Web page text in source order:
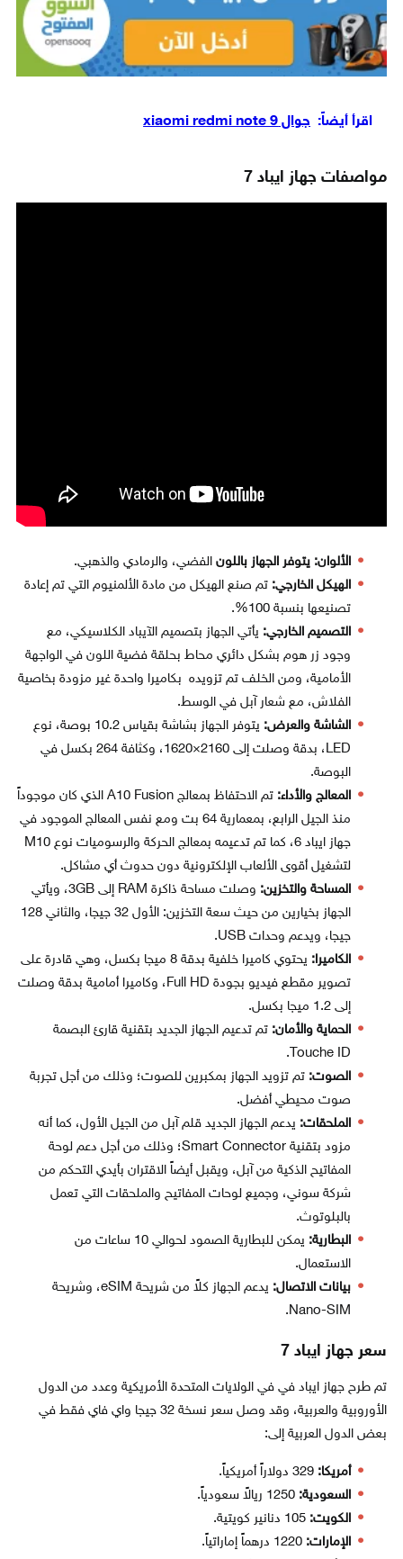
اقرأ أيضاً: جوال xiaomi redmi note 9
مواصفات جهاز ايباد 7
الألوان: يتوفر الجهاز باللون الفضي، والرمادي والذهبي.
الهيكل الخارجي: تم صنع الهيكل من مادة الألمنيوم التي تم إعادة
تصنيعها بنسبة 100%.
التصميم الخارجي: يأتي الجهاز بتصميم الآيباد الكلاسيكي، مع
وجود زر هوم بشكل دائري محاط بحلقة فضية اللون في الواجهة
الأمامية، ومن الخلف تم تزويده بكاميرا واحدة غير مزودة بخاصية
الفلاش، مع شعار آبل في الوسط.
الشاشة والعرض:
يتوفر الجهاز بشاشة بقياس 10.2 بوصة، نوع
LED، بدقة وصلت إلى 2160×1620، وكثافة 264 بكسل في
البوصة.
المعالج والأداء:
تم الاحتفاظ بمعالج A10 Fusion الذي كان موجوداً
منذ الجيل الرابع، بمعمارية 64 بت ومع نفس المعالج الموجود في
جهاز ايباد 6، كما تم تدعيمه بمعالج الحركة والرسوميات نوع M10
لتشغيل أقوى الألعاب الإلكترونية دون حدوث أي مشاكل.
المساحة والتخزين:
وصلت مساحة ذاكرة RAM إلى 3GB، ويأتي
الجهاز بخيارين من حيث سعة التخزين: الأول 32 جيجا، والثاني 128
جيجا، ويدعم وحدات USB.
الكاميرا:
يحتوي كاميرا خلفية بدقة 8 ميجا بكسل، وهي قادرة على
تصوير مقطع فيديو بجودة Full HD، وكاميرا أمامية بدقة وصلت
إلى 1.2 ميجا بكسل.
الحماية والأمان: تم تدعيم الجهاز الجديد بتقنية قارئ البصمة
Touche ID.
الصوت: تم تزويد الجهاز بمكبرين للصوت؛ وذلك من أجل تجربة
صوت محيطي أفضل.
الملحقات: يدعم الجهاز الجديد قلم آبل من الجيل الأول، كما أنه
مزود بتقنية Smart Connector؛ وذلك من أجل دعم لوحة
المفاتيح الذكية من آبل، ويقبل أيضاً الاقتران بأيدي التحكم من
شركة سوني، وجميع لوحات المفاتيح والملحقات التي تعمل
بالبلوتوث.
البطارية:
يمكن للبطارية الصمود لحوالي 10 ساعات من
الاستعمال.
بيانات الاتصال:
يدعم الجهاز كلاً من شريحة eSIM، وشريحة
Nano-SIM.
سعر جهاز ايباد 7
تم طرح جهاز ايباد في في الولايات المتحدة الأمريكية وعدد من الدول
الأوروبية والعربية، وقد وصل سعر نسخة 32 جيجا واي فاي فقط في
بعض الدول العربية إلى:
أمريكا:
السعودية:
الكويت:
الإمارات: